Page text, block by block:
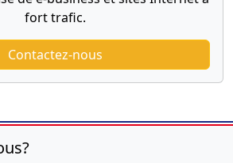
fort trafic.
Contactez-nous